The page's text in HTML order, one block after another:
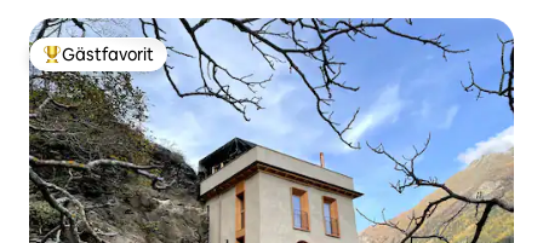
Populär gästfavorit
Gästfavorit